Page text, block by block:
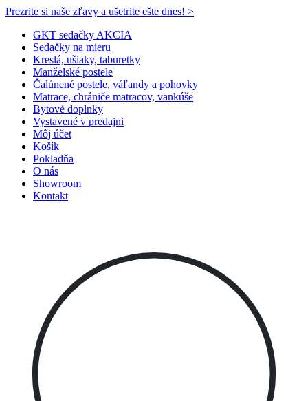
Prezrite si naše zľavy a ušetrite ešte dnes! >​
GKT sedačky AKCIA
Sedačky na mieru
Kreslá, ušiaky, taburetky
Manželské postele
Čalúnené postele, váľandy a pohovky
Matrace, chrániče matracov, vankúše
Bytové doplnky
Vystavené v predajni
Môj účet
Košík
Pokladňa
O nás
Showroom
Kontakt